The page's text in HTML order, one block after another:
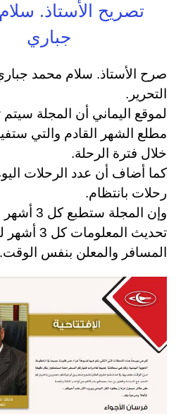
تصريح الأستاذ.
جباري
صرح الأستاذ. سلام محمد
التحرير.
لموقع اليماني أن المجلة سيتم
مطلع الشهر القادم والتي
خلال فترة الرحلة.
رحلات بانتظام.
وإن المجلة
تحديث
المسافر والمعلن بنفس الوقت.